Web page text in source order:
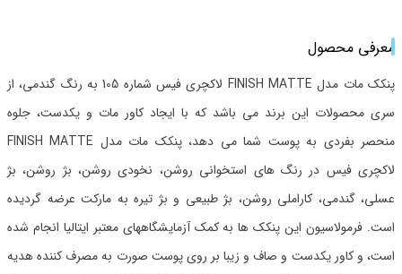
معرفی محصول
پنکک مات مدل FINISH MATTE لاکچری فیس شماره 105 به رنگ گندمی، از
سری محصولات این برند می باشد که با ایجاد کاور مات و یکدست، جلوه
منحصر بفردی به پوست شما می دهد، پنکک مات مدل FINISH MATTE
لاکچری فیس در رنگ های استخوانی روشن، نخودی روشن، بژ روشن، بژ
عسلی، گندمی، کاراملی روشن، بژ طبیعی و بژ تیره به مارکت عرضه گردیده
است. فرمولاسیون این پنکک ها به کمک آزمایشگاههای معتبر ایتالیا انجام شده
است، و کاور یکدست و صاف و زیبا بر روی پوست صورت به مصرف کننده هدیه